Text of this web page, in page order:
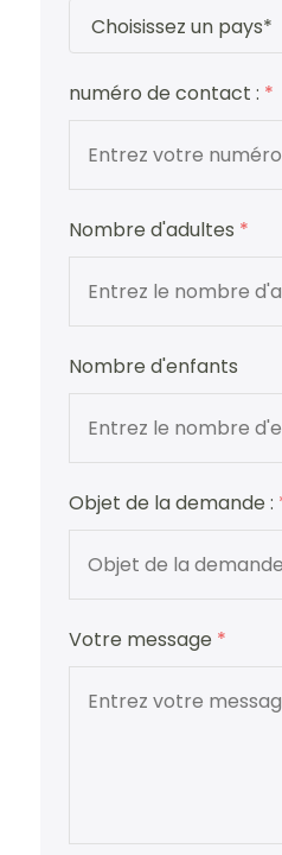
numéro de contact : *
Nombre d'adultes *
Nombre d'enfants
Objet de la demande :
Votre message *